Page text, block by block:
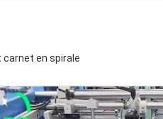
carnet en spirale